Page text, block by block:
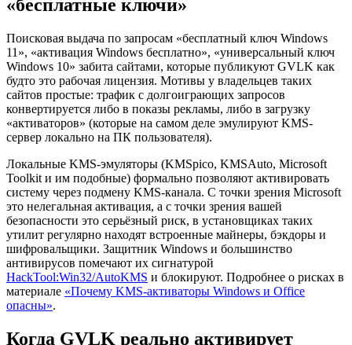
«бесплатные ключи»
Поисковая выдача по запросам «бесплатный ключ Windows
11», «активация Windows бесплатно», «универсальный ключ
Windows 10» забита сайтами, которые публикуют GVLK как
будто это рабочая лицензия. Мотивы у владельцев таких
сайтов простые: трафик с долгоиграющих запросов
конвертируется либо в показы рекламы, либо в загрузку
«активаторов» (которые на самом деле эмулируют KMS-
сервер локально на ПК пользователя).
Локальные KMS-эмуляторы (KMSpico, KMSAuto, Microsoft
Toolkit и им подобные) формально позволяют активировать
систему через подмену KMS-канала. С точки зрения Microsoft
это нелегальная активация, а с точки зрения вашей
безопасности это серьёзный риск, в установщиках таких
утилит регулярно находят встроенные майнеры, бэкдоры и
шифровальщики. Защитник Windows и большинство
антивирусов помечают их сигнатурой
HackTool:Win32/AutoKMS и блокируют. Подробнее о рисках в
материале «Почему KMS-активаторы Windows и Office
опасны».
Когда GVLK реально активирует